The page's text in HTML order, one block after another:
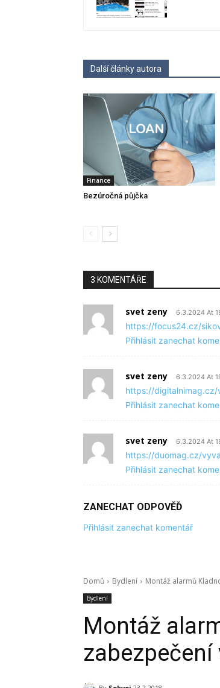
Další články autora
Finance
Bezúročná půjčka
3 KOMENTÁŘE
svet zeny 6.3.2024 At
https://focus24.cz/
Přihlásit zanechat
svet zeny 6.3.2024 At
https://
Přihlásit zanechat
svet zeny 6.3.2024 At
https://duomag.cz/
Přihlásit zanechat
ZANECHAT ODPOVĚĎ
Přihlásit zanechat komentář